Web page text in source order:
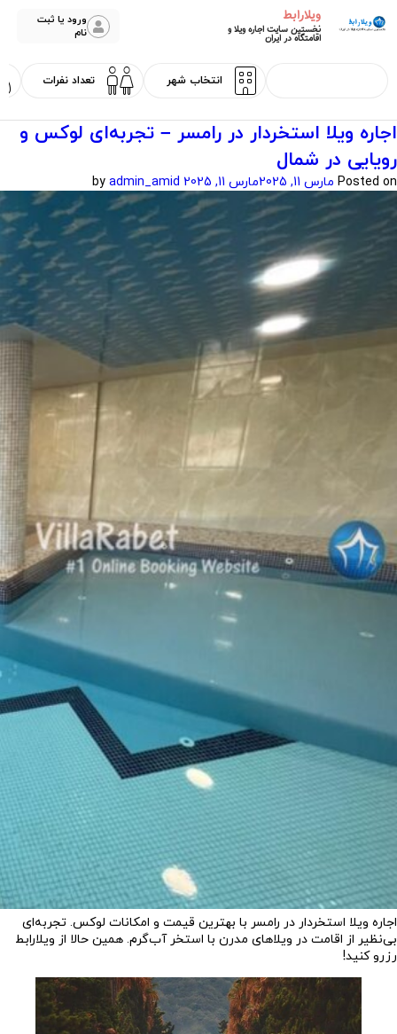
ویلارابط
نخستین سایت اجاره ویلا و
اقامتگاه در ایران
ورود یا ثبت
نام
اجاره ویلا استخردار در رامسر – تجربه‌ای لوکس و
رویایی در شمال
Posted on مارس 11, 2025 مارس 11, 2025 admin_amid
اجاره ویلا استخردار در رامسر با بهترین قیمت و امکانات لوکس. تجربه‌ای
بی‌نظیر از اقامت در ویلاهای مدرن با استخر آب‌گرم. همین حالا از ویلارابط
رزرو کنید!